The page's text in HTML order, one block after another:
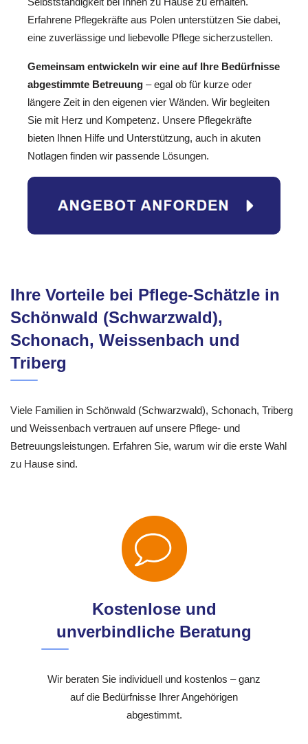
Erfahrene Pflegekräfte aus Polen unterstützen Sie dabei,
eine zuverlässige und liebevolle Pflege sicherzustellen.
Gemeinsam entwickeln wir eine auf Ihre Bedürfnisse
abgestimmte Betreuung – egal ob für kurze oder
längere Zeit in den eigenen vier Wänden. Wir begleiten
Sie mit Herz und Kompetenz. Unsere Pflegekräfte
bieten Ihnen Hilfe und Unterstützung, auch in akuten
Notlagen finden wir passende Lösungen.
Ihre Vorteile bei Pflege-Schätzle in
Schönwald (Schwarzwald),
Schonach, Weissenbach und
Triberg
Viele Familien in Schönwald (Schwarzwald), Schonach, Triberg
und Weissenbach vertrauen auf unsere Pflege- und
Betreuungsleistungen. Erfahren Sie, warum wir die erste Wahl
zu Hause sind.
Kostenlose und
unverbindliche Beratung
Wir beraten Sie individuell und kostenlos – ganz
auf die Bedürfnisse Ihrer Angehörigen
abgestimmt.